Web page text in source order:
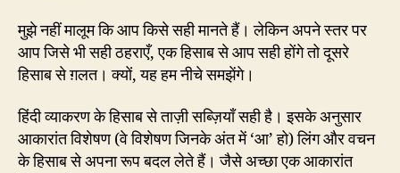
मुझे नहीं मालूम कि आप किसे सही मानते हैं। लेकिन अपने स्तर पर
आप जिसे भी सही ठहराएँ, एक हिसाब से आप सही होंगे तो दूसरे
हिसाब से ग़लत। क्यों, यह हम नीचे समझेंगे।
हिंदी व्याकरण के हिसाब से ताज़ी सब्ज़ियाँ सही है। इसके अनुसार
आकारांत विशेषण (वे विशेषण जिनके अंत में ‘आ’ हो) लिंग और वचन
के हिसाब से अपना रूप बदल लेते हैं। जैसे अच्छा एक आकारांत